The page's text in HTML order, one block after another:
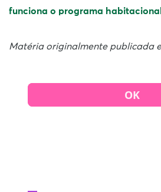
funciona o programa
Matéria originalmente publicada